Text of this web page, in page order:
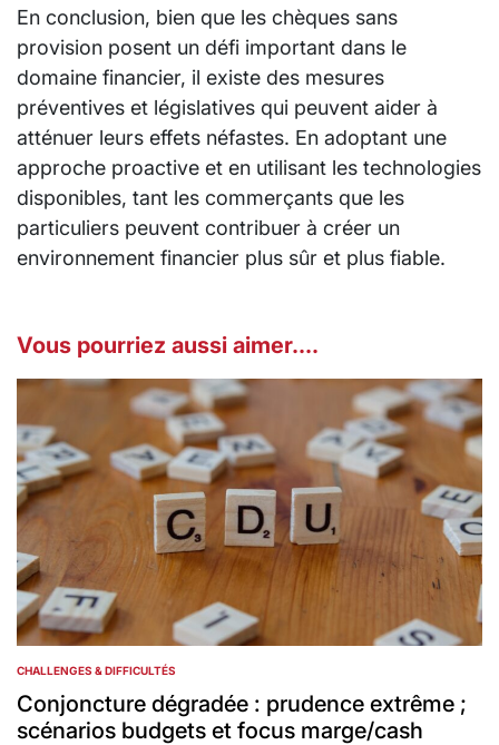
En conclusion, bien que les chèques sans
provision posent un défi important dans le
domaine financier, il existe des mesures
préventives et législatives qui peuvent aider à
atténuer leurs effets néfastes. En adoptant une
approche proactive et en utilisant les technologies
disponibles, tant les commerçants que les
particuliers peuvent contribuer à créer un
environnement financier plus sûr et plus fiable.
Vous pourriez aussi aimer....
POSTED
IN
CHALLENGES & DIFFICULTÉS
Conjoncture dégradée : prudence extrême ;
scénarios budgets et focus marge/cash